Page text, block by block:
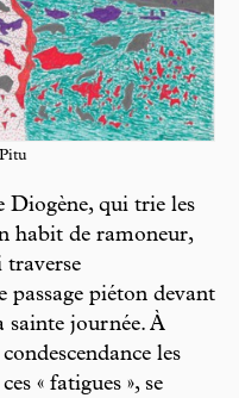
Diogène, qui trie les
habit de ramoneur,
traverse
passage piéton devant
sainte journée. À
les
« fatigues », se